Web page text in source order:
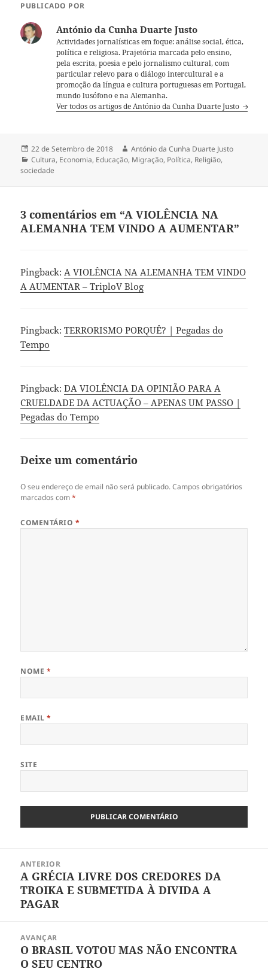
PUBLICADO POR
António da Cunha Duarte Justo
Actividades jornalísticas em foque: análise social, ética,
política e religiosa. Prajetória marcada pelo ensino,
pela escrita, poesia e pelo jornalismo cultural, com
particular relevo para o diálogo intercultural e a
promoção da língua e cultura portuguesas em Portugal,
mundo lusófono e na Alemanha.
Ver todos os artigos de António da Cunha Duarte Justo
Publicado
a
22 de Setembro de 2018 Autor
António da Cunha Duarte Justo
Categorias
Cultura, Economia, Educação, Migração, Política, Religião,
sociedade
3 comentários em “A VIOLÊNCIA NA
ALEMANHA TEM VINDO A AUMENTAR”
Pingback: A VIOLÊNCIA NA ALEMANHA TEM VINDO
A AUMENTAR – TriploV Blog
Pingback:TERRORISMO PORQUÊ? | Pegadas do
Tempo
Pingback:DA VIOLÊNCIA DA OPINIÃO PARA A
CRUELDADE DA ACTUAÇÃO – APENAS UM PASSO |
Pegadas do Tempo
Deixe um comentário
O seu endereço de email não será publicado. Campos obrigatórios
marcados com*
COMENTÁRIO *
NOME *
EMAIL*
SITE
artigos
ANTERIOR
Artigo
anterior:
A GRÉCIA LIVRE DOS CREDORES DA
TROIKA E SUBMETIDA À DIVIDA A
PAGAR
AVANÇAR
Artigo
seguinte:
O BRASIL VOTOU MAS NÃO ENCONTRA
O SEU CENTRO